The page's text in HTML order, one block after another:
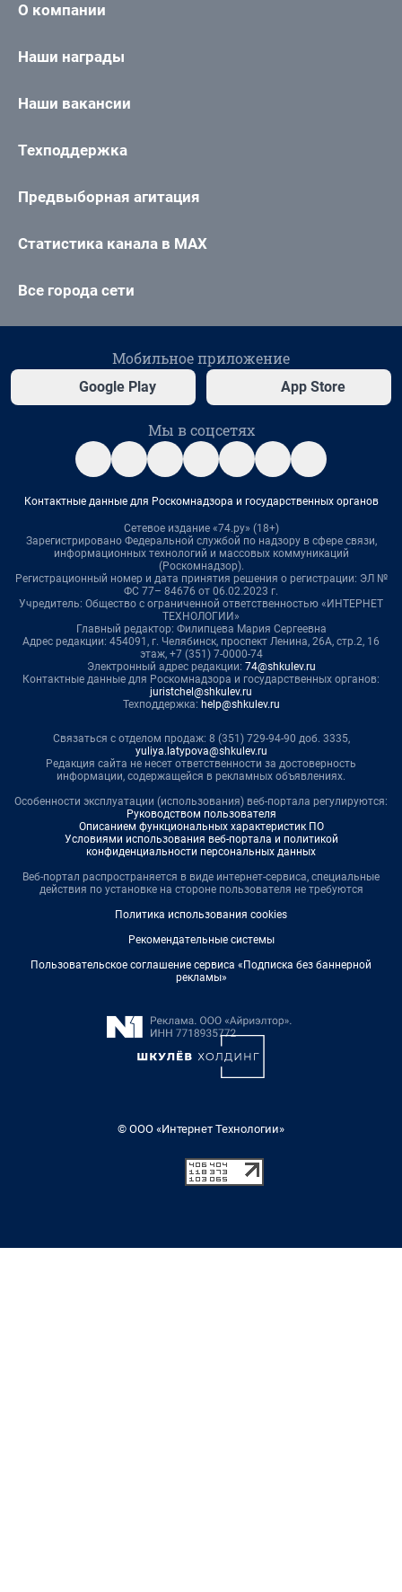
О компании
Наши награды
Наши вакансии
Техподдержка
Предвыборная агитация
Статистика канала в MAX
Все города сети
Мобильное приложение
Google Play App Store
Мы в соцсетях
Контактные данные для Роскомнадзора и государственных органов
Сетевое издание «74.ру» (18+)
Зарегистрировано Федеральной службой по надзору в сфере связи,
информационных технологий и массовых коммуникаций
(Роскомнадзор).
Регистрационный номер и дата принятия решения о регистрации: ЭЛ №
ФС 77– 84676 от 06.02.2023 г.
Учредитель: Общество с ограниченной ответственностью «ИНТЕРНЕТ
ТЕХНОЛОГИИ»
Главный редактор: Филипцева Мария Сергеевна
Адрес редакции: 454091, г. Челябинск, проспект Ленина, 26А, стр.2, 16
этаж, +7 (351) 7-0000-74
Электронный адрес редакции: 74@shkulev.ru
Контактные данные для Роскомнадзора и государственных органов:
juristchel@shkulev.ru
Техподдержка: help@shkulev.ru
Связаться с отделом продаж: 8 (351) 729-94-90 доб. 3335,
yuliya.latypova@shkulev.ru
Редакция сайта не несет ответственности за достоверность
информации, содержащейся в рекламных объявлениях.
Особенности эксплуатации (использования) веб-портала регулируются:
Руководством пользователя
Описанием функциональных характеристик ПО
Условиями использования веб-портала и политикой
конфиденциальности персональных данных
Веб-портал распространяется в виде интернет-сервиса, специальные
действия по установке на стороне пользователя не требуются
Политика использования cookies
Рекомендательные системы
Пользовательское соглашение сервиса «Подписка без баннерной
рекламы»
© ООО «Интернет Технологии»